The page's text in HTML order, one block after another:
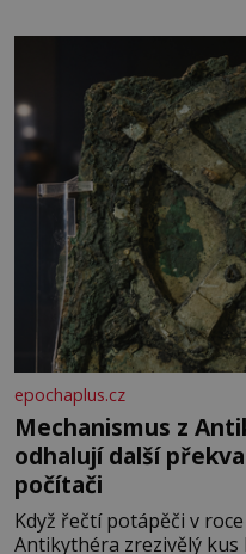
epochaplus.cz
Mechanismus z
odhalují další
počítači
Když řečtí potápěči v
Antikythéra zrezivělý